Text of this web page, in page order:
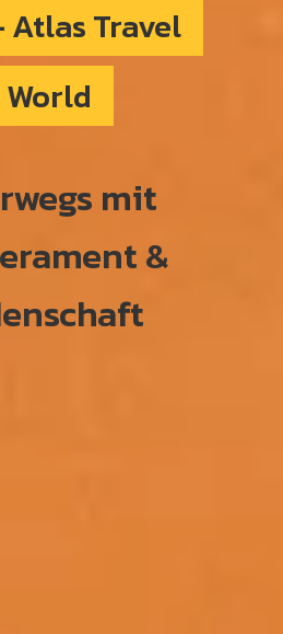
Atlas Travel
World
mit
&